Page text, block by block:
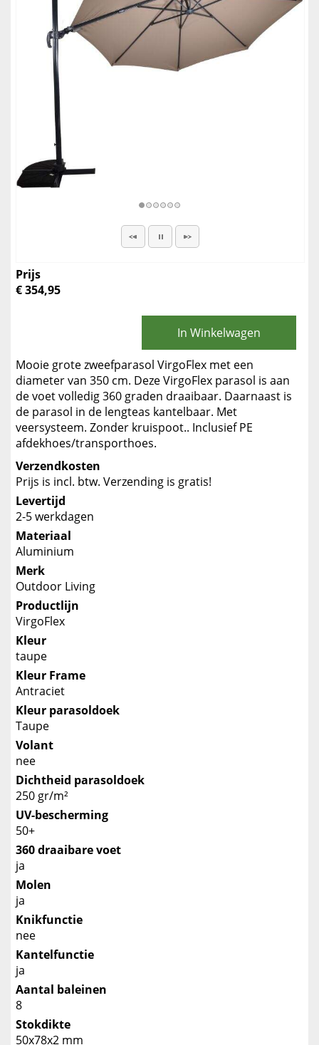
Prijs
€ 354,95
In Winkelwagen
Mooie grote zweefparasol VirgoFlex met een
diameter van 350 cm. Deze VirgoFlex parasol is aan
de voet volledig 360 graden draaibaar. Daarnaast is
de parasol in de lengteas kantelbaar. Met
veersysteem. Zonder kruispoot.. Inclusief PE
afdekhoes/transporthoes.
Verzendkosten
Prijs is incl. btw. Verzending is gratis!
Levertijd
2-5 werkdagen
Materiaal
Aluminium
Merk
Outdoor Living
Productlijn
VirgoFlex
Kleur
taupe
Kleur Frame
Antraciet
Kleur parasoldoek
Taupe
Volant
nee
Dichtheid parasoldoek
250 gr/m²
UV-bescherming
50+
360 draaibare voet
ja
Molen
ja
Knikfunctie
nee
Kantelfunctie
ja
Aantal baleinen
8
Stokdikte
50x78x2 mm